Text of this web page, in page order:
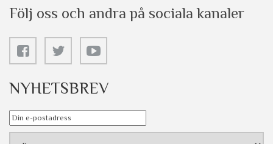
Följ oss och andra på sociala kanaler
NYHETSBREV